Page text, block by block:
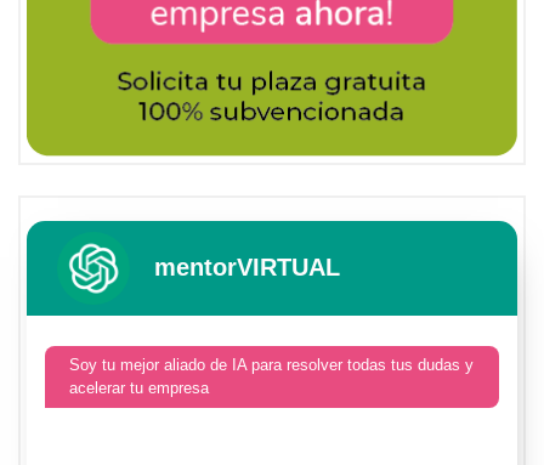
mentorVIRTUAL
Soy tu mejor aliado de IA para resolver todas tus dudas y
acelerar tu empresa